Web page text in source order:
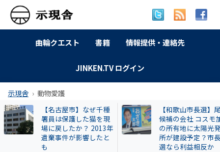
曲輪クエスト 書籍 情報提供・連絡先
JINKEN.TV ログイン
示現舎 動物愛護
【名古屋市】なぜ千種
署員は保護した猫を現
場に戻したか？ 2013年
遺棄事件が影響したと
も
【和歌山市長選】
候補の会社 コスモ
の所有地に太陽光
所が建設予定？市
選なら利益相反か